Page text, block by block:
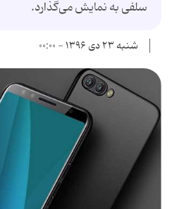
سلفی به نمایش می‌گذارد.
شنبه ۲۳ دی ۱۳۹۶ - ۰۰:۰۰